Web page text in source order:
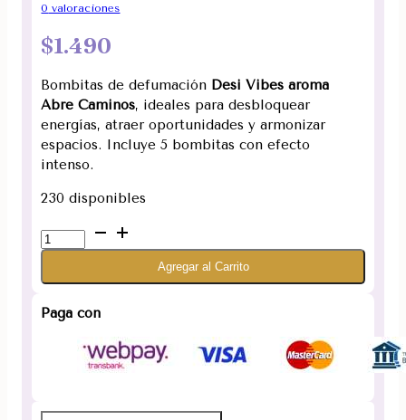
0 valoraciones
$1.490
Bombitas de defumación Desi Vibes aroma
Abre Caminos, ideales para desbloquear
energías, atraer oportunidades y armonizar
espacios. Incluye 5 bombitas con efecto
intenso.
230 disponibles
Bombitas
de
Caminos
Agregar al Carrito
Paga con